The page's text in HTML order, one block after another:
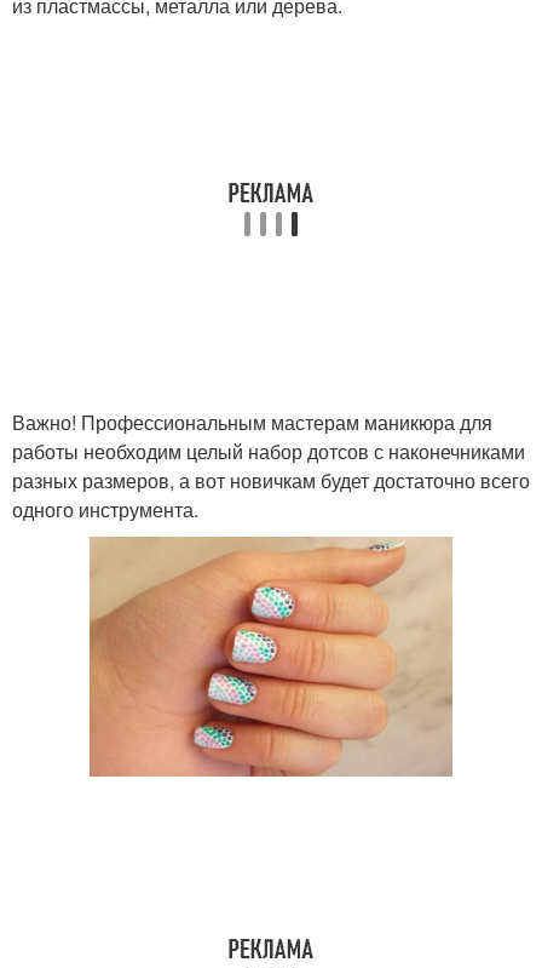
Важно! Профессиональным мастерам маникюра для
работы необходим целый набор дотсов с наконечниками
разных размеров, а вот новичкам будет достаточно всего
одного инструмента.